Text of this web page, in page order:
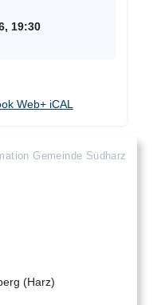
19:30
Web+ iCAL
Gemeinde Südharz
(Harz)